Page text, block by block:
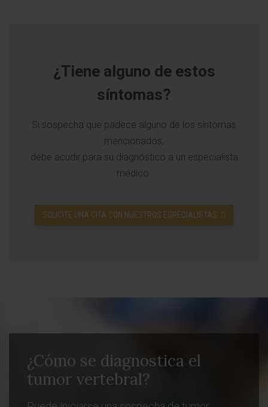
¿Tiene alguno de estos
síntomas?
Si sospecha que padece alguno de los síntomas
mencionados,
debe acudir para su diagnóstico a un especialista
médico.
SOLICITE UNA CITA CON NUESTROS ESPECIALISTAS
¿Cómo se diagnostica el
tumor vertebral?